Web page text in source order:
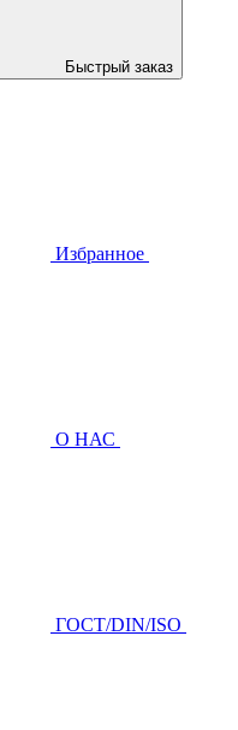
Быстрый заказ
Избранное
О НАС
ГOCТ/DIN/ISO